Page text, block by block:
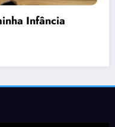
sobre